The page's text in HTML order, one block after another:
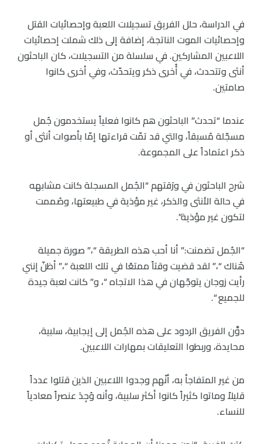
في الدراسة، حلل الفريق تسجيلات اللعبة وإحصائيات القتل
وإحصائيات الموت الناتجة، إضافة إلى ذلك شملت إحصائيات
اللاعبين المشاركين. في سلسلة من التسجيلات، كان الباحثون
أنثى وتتحدث، في أُخرى ذكر ويتحدّث، وفي أخرى كانوا
صامتين.
عندما “تحدث” الباحثون هم كانوا فعلياً يستخدمون جُمل
مسجّلة مُسبقاً، والتي قد تمّت قراءتها إمّا بأصوات أنثى أو
ذكر اعتماداً على المجموعة.
شرح الباحثون في ورَقتهم “الجُمل المسجلة كانت مشابهه
في حالة الأنثى والذكر، غير مؤذية في طبيعتها، وصُممت
لتكون غير مؤذية”.
“الجُمل تضمنت:” أنا أحب هذه الطريقة “،” صورة جميلة
هُناك “،” لقد قضيت وقتاً ممتعًا في تلك اللعبة “،” أظنّ إنني
رأيت زوجان يتوجّهان في هذا الاتجاه “، و” كانت لعبة جيدة
للجميع “.
دوَّن الفريق الردود على هذه الجُمل إلى إيجابية، سلبية،
محايدة، وربطوا التعليقات بمهارات اللاعبين.
من غير المتفاجأ به، أنّهم وجدوا اللاعبين الذين قتلوا عدداً
قليلاً وماتوا كثيراً كانوا أكثر سلبية، وأنه وُجِدَ عنصراً معادياً
للنساء.